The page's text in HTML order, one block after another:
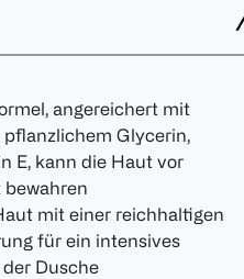
angereichert mit
pflanzlichem Glycerin,
E, kann die Haut vor
mit einer reichhaltigen
für ein intensives
Dusche